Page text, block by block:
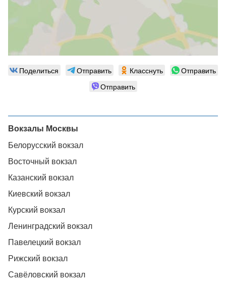
Поделиться Отправить Класснуть
Отправить
Отправить
Вокзалы Москвы
Белорусский вокзал
Восточный вокзал
Казанский вокзал
Киевский вокзал
Курский вокзал
Ленинградский вокзал
Павелецкий вокзал
Рижский вокзал
Савёловский вокзал